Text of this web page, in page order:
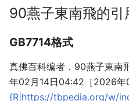
90燕子東南飛的引
GB7714格式
真佛百科编者．90燕子東
年02月14日04:42［2026年
{R|https://tbpedia.org/w/